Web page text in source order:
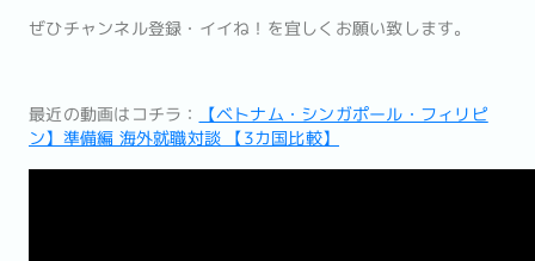
ぜひチャンネル登録・イイね！を宜しくお願い致します。
最近の動画はコチラ：
【ベトナム・シンガポール・フィリピ
ン】準備編 海外就職対談 【3カ国比較】